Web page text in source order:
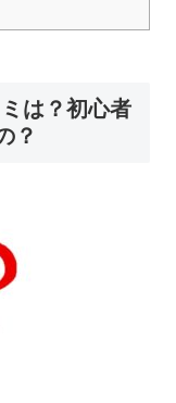
は？初心者
？